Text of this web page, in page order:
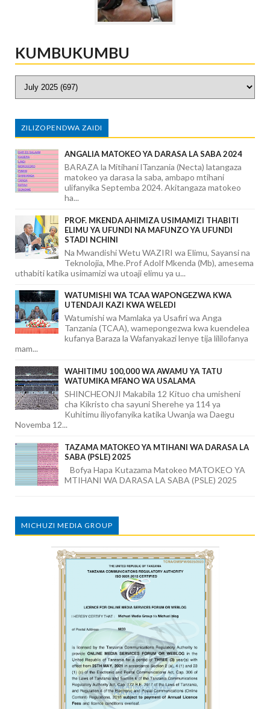
KUMBUKUMBU
ZILIZOPENDWA ZAIDI
ANGALIA MATOKEO YA DARASA LA SABA 2024
BARAZA la Mitihani lTanzania (Necta) latangaza
matokeo ya darasa la saba, ambapo mtihani
ulifanyika Septemba 2024. Akitangaza matokeo
ha...
PROF. MKENDA AHIMIZA USIMAMIZI THABITI
ELIMU YA UFUNDI NA MAFUNZO YA UFUNDI
STADI NCHINI
Na Mwandishi Wetu WAZIRI wa Elimu, Sayansi na
Teknolojia, Mhe.Prof Adolf Mkenda (Mb), amesema
uthabiti katika usimamizi wa utoaji elimu ya u...
WATUMISHI WA TCAA WAPONGEZWA KWA
UTENDAJI KAZI KWA WELEDI
Watumishi wa Mamlaka ya Usafiri wa Anga
Tanzania (TCAA), wamepongezwa kwa kuendelea
kufanya Baraza la Wafanyakazi lenye tija lililofanya
mam...
WAHITIMU 100,000 WA AWAMU YA TATU
WATUMIKA MFANO WA USALAMA
SHINCHEONJI Makabila 12 Kituo cha umisheni
cha Kikristo cha sayuni Sherehe ya 114 ya
Kuhitimu iliyofanyika katika Uwanja wa Daegu
Novemba 12...
TAZAMA MATOKEO YA MTIHANI WA DARASA LA
SABA (PSLE) 2025
Bofya Hapa Kutazama Matokeo MATOKEO YA
MTIHANI WA DARASA LA SABA (PSLE) 2025
MICHUZI MEDIA GROUP